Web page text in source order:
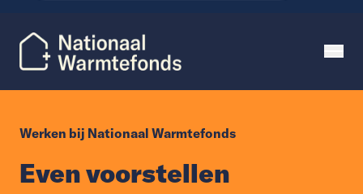
Werken bij Nationaal Warmtefonds
Even voorstellen